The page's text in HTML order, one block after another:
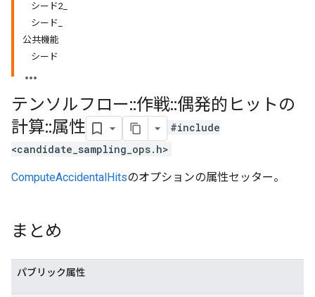
シード2_
シード_
公共機能
シード
テンソルフロー::作戦::偶発的ヒットの
計算::属性
#include
<candidate_sampling_ops.h>
ComputeAccidentalHitsのオプションの属性セッター。
まとめ
パブリック属性